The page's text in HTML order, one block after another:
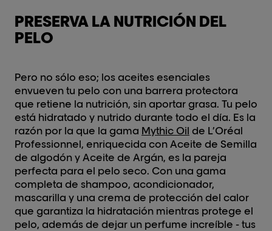
PRESERVA LA NUTRICIÓN DEL
PELO
Pero no sólo eso; los aceites esenciales
envueven tu pelo con una barrera protectora
que retiene la nutrición, sin aportar grasa. Tu pelo
está hidratado y nutrido durante todo el día. Es la
razón por la que la gama Mythic Oil de L’Oréal
Professionnel, enriquecida con Aceite de Semilla
de algodón y Aceite de Argán, es la pareja
perfecta para el pelo seco. Con una gama
completa de shampoo, acondicionador,
mascarilla y una crema de protección del calor
que garantiza la hidratación mientras protege el
pelo, además de dejar un perfume increíble - tus